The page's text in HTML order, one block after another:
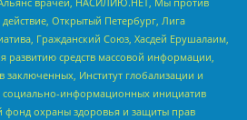
Открытый Петербург, Лига
Гражданский Союз, Хасдей Ерушалаим,
развитию средств массовой информации,
Институт глобализации и
информационных инициатив
фонд охраны здоровья и защиты прав